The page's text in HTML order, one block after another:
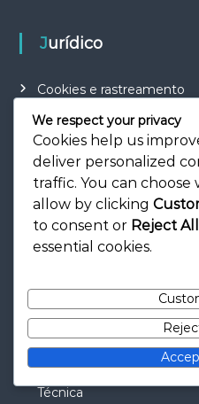
Jurídico
Cookies e rastreamento
Contate-nos
Termos e condições
Quem somos
Sua privacidade
O Golo de Longa
Importância, Impacto
Técnica
We respect your privacy
Cookies help us
deliver personalized
traffic. You can choose
allow by clicking
to consent or Reject All
essential cookies.